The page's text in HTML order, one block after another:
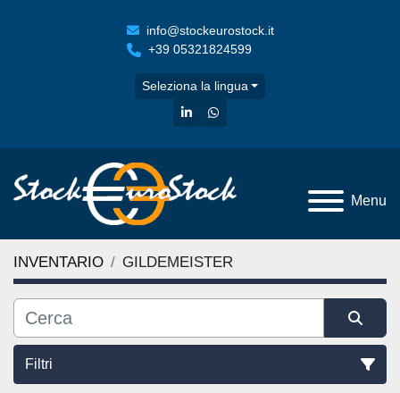
info@stockeurostock.it
+39 05321824599
Seleziona la lingua
linkedinwhatsapp
Menu
INVENTARIO GILDEMEISTER
Filtri